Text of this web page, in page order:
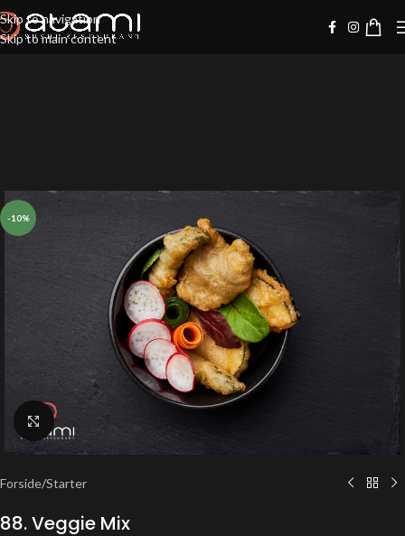
Skip to navigation
Skip to main content
-10%
Klik for at forstørre
Forside/Starter
88. Veggie Mix